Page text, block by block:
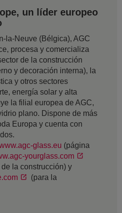
un líder europeo
la-Neuve (Bélgica), AGC
procesa y comercializa
de la construcción
y decoración interna), la
y otros sectores
energía solar y alta
la filial europea de AGC,
plano. Dispone de más
Europa y cuenta con
glass.eu (página
yourglass.com
la construcción) y
(para la